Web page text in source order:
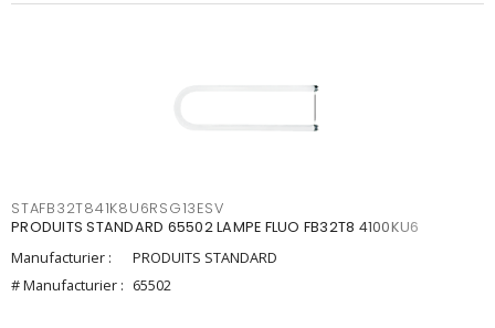
STAFB32T841K8U6RSG13ESV
PRODUITS STANDARD 65502 LAMPE FLUO FB32T8 4100KU6
Manufacturier :
PRODUITS STANDARD
# Manufacturier : 65502